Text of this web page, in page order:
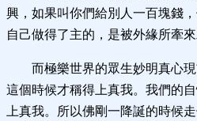
興，如果叫你們給別人一百塊錢
自己做得了主的，是被外緣所牽
而極樂世界的眾生妙明真心
這個時候才稱得上真我。我們的
上真我。所以佛剛一降誕的時候